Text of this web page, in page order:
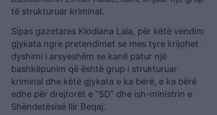
të strukturuar kriminal.
Sipas gazetares Klodiana Lala, për këtë vendim
gjykata ngre pretendimet se mes tyre krijohet
dyshimi i arsyeshëm se kanë patur një
bashkëpunim që është grup i strukturuar
kriminal dhe këtë gjykata e ka bërë, e ka bërë
edhe për drejtorët e “5D” dhe ish-ministrin e
Shëndetësisë Ilir Beqaj.